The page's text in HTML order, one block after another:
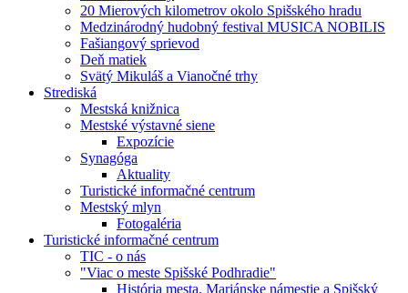
20 Mierových kilometrov okolo Spišského hradu
Medzinárodný hudobný festival MUSICA NOBILIS
Fašiangový sprievod
Deň matiek
Svätý Mikuláš a Vianočné trhy
Strediská
Mestská knižnica
Mestské výstavné siene
Expozície
Synagóga
Aktuality
Turistické informačné centrum
Mestský mlyn
Fotogaléria
Turistické informačné centrum
TIC - o nás
"Viac o meste Spišské Podhradie"
História mesta, Mariánske námestie a Spišský